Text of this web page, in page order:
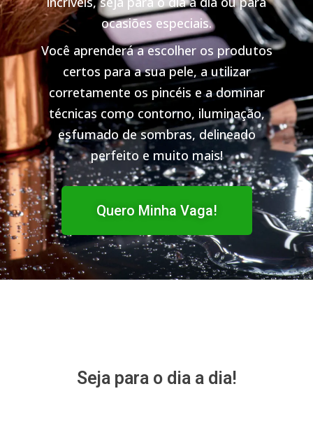
ocasiões especiais.
Você aprenderá a escolher os produtos
certos para a sua pele, a utilizar
corretamente os pincéis e a dominar
técnicas como contorno, iluminação,
esfumado de sombras, delineado
perfeito e muito mais!
Quero Minha Vaga!
Seja para o dia a dia!